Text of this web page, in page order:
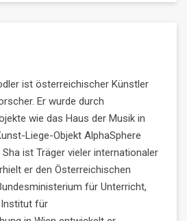
ist österreichischer Künstler
Er wurde durch
wie das Haus der Musik in
Liege-Objekt AlphaSphere
ist Träger vieler internationaler
er den Österreichischen
für Unterricht,
Institut für